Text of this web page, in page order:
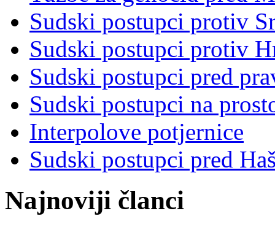
Sudski postupci protiv
Sudski postupci protiv
Sudski postupci pred
Sudski postupci na
Interpolove potjernice
Sudski postupci pred
Najnoviji članci